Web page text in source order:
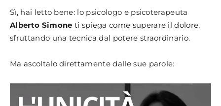
Sì, hai letto bene: lo psicologo e psicoterapeuta
Alberto Simone ti spiega come superare il dolore,
sfruttando una tecnica dal potere straordinario.
Ma ascoltalo direttamente dalle sue parole: